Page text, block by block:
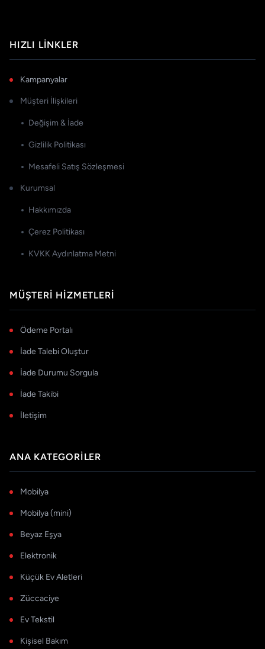
HIZLI LINKLER
Kampanyalar
Müşteri İlişkileri
Değişim & İade
Gizlilik Politikası
Mesafeli Satış Sözleşmesi
Kurumsal
Hakkımızda
Çerez Politikası
KVKK Aydınlatma Metni
MÜŞTERI HIZMETLERI
Ödeme Portalı
İade Talebi Oluştur
İade Durumu Sorgula
İade Takibi
İletişim
ANA KATEGORILER
Mobilya
Mobilya (mini)
Beyaz Eşya
Elektronik
Küçük Ev Aletleri
Züccaciye
Ev Tekstil
Kişisel Bakım